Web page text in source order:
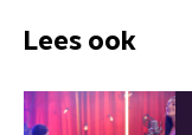
Lees ook